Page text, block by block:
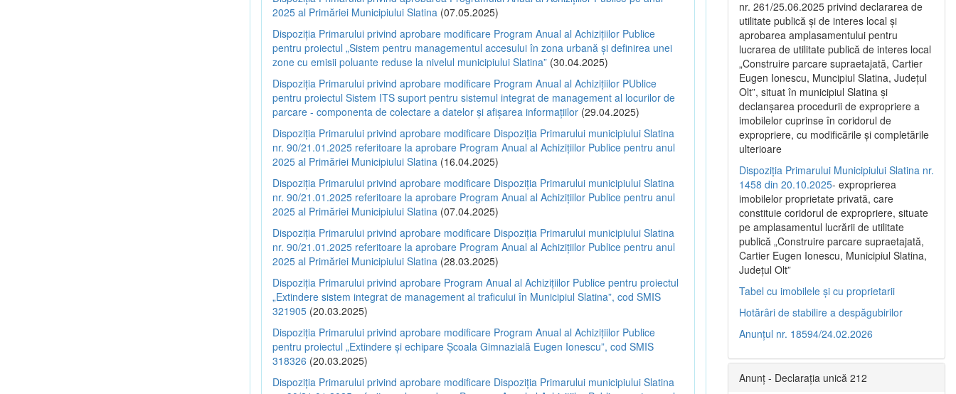
2025 al Primăriei Municipiului Slatina (07.05.2025)
Dispoziția Primarului privind aprobare modificare Program Anual al Achizițiilor Publice
pentru proiectul „Sistem pentru managementul accesului în zona urbană și definirea unei
zone cu emisii poluante reduse la nivelul municipiului Slatina” (30.04.2025)
Dispoziția Primarului privind aprobare modificare Program Anual al Achizițiilor PUblice
pentru proiectul Sistem ITS suport pentru sistemul integrat de management al locurilor de
parcare - componenta de colectare a datelor și afișarea informațiilor (29.04.2025)
Dispoziția Primarului privind aprobare modificare Dispoziția Primarului municipiului Slatina
nr. 90/21.01.2025 referitoare la aprobare Program Anual al Achizițiilor Publice pentru anul
2025 al Primăriei Municipiului Slatina (16.04.2025)
Dispoziția Primarului privind aprobare modificare Dispoziția Primarului municipiului Slatina
nr. 90/21.01.2025 referitoare la aprobare Program Anual al Achizițiilor Publice pentru anul
2025 al Primăriei Municipiului Slatina (07.04.2025)
Dispoziția Primarului privind aprobare modificare Dispoziția Primarului municipiului Slatina
nr. 90/21.01.2025 referitoare la aprobare Program Anual al Achizițiilor Publice pentru anul
2025 al Primăriei Municipiului Slatina (28.03.2025)
Dispoziția Primarului privind aprobare Program Anual al Achizițiilor Publice pentru proiectul
„Extindere sistem integrat de management al traficului în Municipiul Slatina”, cod SMIS
321905 (20.03.2025)
Dispoziția Primarului privind aprobare modificare Program Anual al Achizițiilor Publice
pentru proiectul „Extindere și echipare Școala Gimnazială Eugen Ionescu”, cod SMIS
318326 (20.03.2025)
Dispoziția Primarului privind aprobare modificare Dispoziția Primarului municipiului Slatina
nr. 261/25.06.2025 privind declararea de
utilitate publică şi de interes local şi
aprobarea amplasamentului pentru
lucrarea de utilitate publică de interes local
„Construire parcare supraetajată, Cartier
Eugen Ionescu, Muncipiul Slatina, Judeţul
Olt”, situat în municipiul Slatina şi
declanşarea procedurii de expropriere a
imobilelor cuprinse în coridorul de
expropriere, cu modificările şi completările
ulterioare
Dispoziția Primarului Municipiului Slatina nr.
1458 din 20.10.2025- exproprierea
imobilelor proprietate privată, care
constituie coridorul de expropriere, situate
pe amplasamentul lucrării de utilitate
publică „Construire parcare supraetajată,
Cartier Eugen Ionescu, Municipiul Slatina,
Județul Olt”
Tabel cu imobilele și cu proprietarii
Hotărâri de stabilire a despăgubirilor
Anunțul nr. 18594/24.02.2026
Anunț - Declarația unică 212